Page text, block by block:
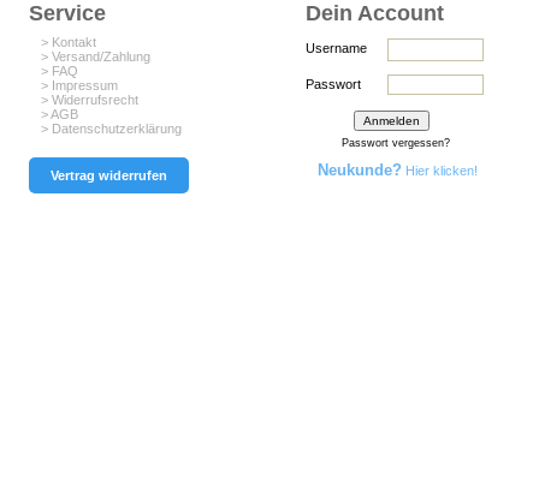
Service
> Kontakt
> Versand/Zahlung
> FAQ
> Impressum
> Widerrufsrecht
> AGB
> Datenschutzerklärung
Vertrag widerrufen
Dein Account
Username
Passwort
Passwort vergessen?
Neukunde? Hier klicken!